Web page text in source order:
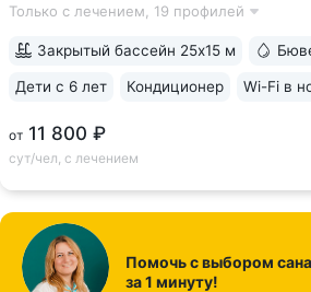
микроклиматом на высоте 1000 м.
Только с лечением, 19 профилей
от 11 800 ₽
сут/чел, с лечением
Закрытый бассейн 25x15 м
Дети с 6 лет Кондиционер Wi-Fi в
ещё 6
Помочь с выбором
за 1 минуту!